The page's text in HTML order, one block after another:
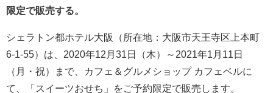
限定で販売する。
シェラトン都ホテル大阪（所在地：大阪市天王寺区上本町
6-1-55）は、2020年12月31日（木）～2021年1月11日
（月・祝）まで、カフェ＆グルメショップ カフェベルに
て、「スイーツおせち」をご予約限定で販売します。